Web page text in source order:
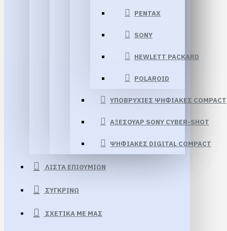
PENTAX
SONY
HEWLETT PACKARD
POLAROID
ΥΠΟΒΡΥΧΙΕΣ ΨΗΦΙΑΚΕΣ COMPACT
ΑΞΕΣΟΥΑΡ SONY CYBER-SHOT
ΨΗΦΙΑΚΕΣ DIGITAL COMPACT
ΛΊΣΤΑ ΕΠΙΘΥΜΙΏΝ
ΣΥΓΚΡΊΝΩ
ΣΧΕΤΙΚΆ ΜΕ ΜΑΣ